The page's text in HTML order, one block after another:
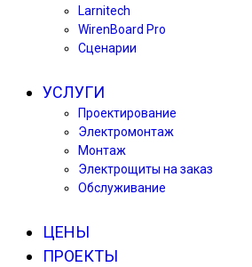
Larnitech
WirenBoard Pro
Сценарии
УСЛУГИ
Проектирование
Электромонтаж
Монтаж
Электрощиты на заказ
Обслуживание
ЦЕНЫ
ПРОЕКТЫ